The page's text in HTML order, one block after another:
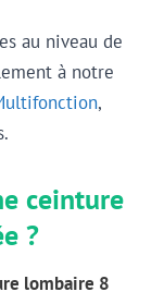
au niveau de
à notre
,
ceinture
?
lombaire 8